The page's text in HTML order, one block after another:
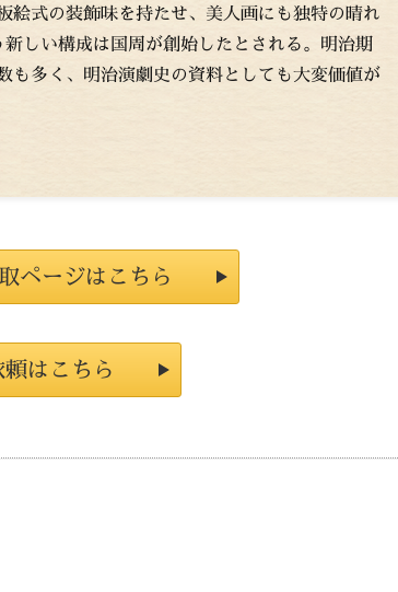
式の装飾味を持たせ、美人画にも独特の晴れ
しい構成は国周が創始したとされる。明治期
も多く、明治演劇史の資料としても大変価値が
ページはこちら
はこちら